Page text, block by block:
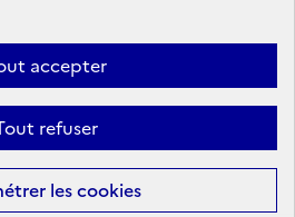
accepter
refuser
lescookies
d’Utilisation
Accessibilité : non conforme
contenus de ce site sont sous